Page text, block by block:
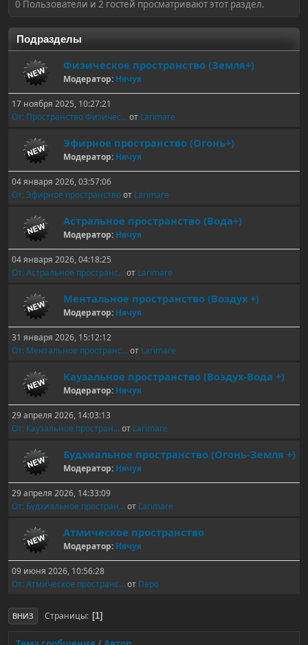
0 Пользователи и 2 гостей просматривают этот раздел.
Подразделы
Физическое пространство (Земля+)
Модератор: Нячуя
17 ноября 2025, 10:27:21
От: Пространство Физичес... от Larimare
Эфирное пространство (Огонь+)
Модератор: Нячуя
04 января 2026, 03:57:06
От: Эфирное пространствоот Larimare
Астральное пространство (Вода+)
Модератор: Нячуя
04 января 2026, 04:18:25
От: Астральное пространс... от Larimare
Ментальное пространство (Воздух +)
Модератор: Нячуя
31 января 2026, 15:12:12
От: Ментальное пространс... от Larimare
Каузальное пространство (Воздух-Вода +)
Модератор: Нячуя
29 апреля 2026, 14:03:13
От: Каузальное простран... от Larimare
Будхиальное пространство (Огонь-Земля +)
Модератор: Нячуя
29 апреля 2026, 14:33:09
От: Будхиальное простран... от Larimare
Атмическое пространство
Модератор: Нячуя
09 июня 2026, 10:56:28
От: Атмическое пространс... от Перо
ВНИЗ Страницы 1